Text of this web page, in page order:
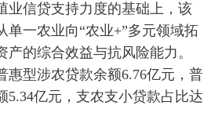
信贷支持力度的基础上，该
单一农业向“农业+”多元领域拓
产的综合效益与抗风险能力。
惠型涉农贷款余额6.76亿元，普
5.34亿元，支农支小贷款占比达